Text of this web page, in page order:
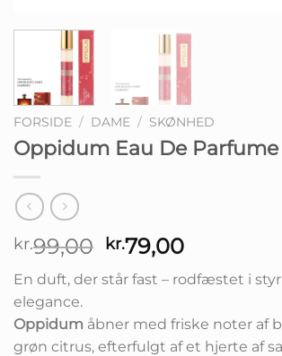
FORSIDE / DAME / SKØNHED
Oppidum Eau De Parfume
kr.99,00 Den
oprindelige
pris
kr.99,00.
kr.79,00Den
aktuelle
pris
kr.79,00.
En duft, der står fast – rodfæstet i
elegance.
Oppidum åbner med friske noter af
grøn citrus, efterfulgt af et hjerte af